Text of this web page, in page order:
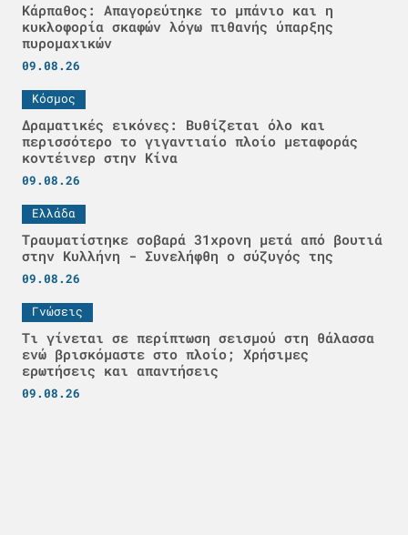
Κάρπαθος: Απαγορεύτηκε το μπάνιο και η
κυκλοφορία σκαφών λόγω πιθανής ύπαρξης
πυρομαχικών
09.08.26
Κόσμος
Δραματικές εικόνες: Βυθίζεται όλο και
περισσότερο το γιγαντιαίο πλοίο μεταφοράς
κοντέινερ στην Κίνα
09.08.26
Ελλάδα
Τραυματίστηκε σοβαρά 31χρονη μετά από βουτιά
στην Κυλλήνη - Συνελήφθη ο σύζυγός της
09.08.26
Γνώσεις
Τι γίνεται σε περίπτωση σεισμού στη θάλασσα
ενώ βρισκόμαστε στο πλοίο; Χρήσιμες
ερωτήσεις και απαντήσεις
09.08.26